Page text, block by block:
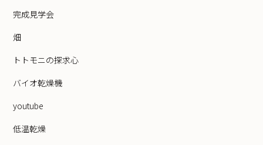
完成見学会
畑
トトモニの探求心
バイオ乾燥機
youtube
低温乾燥